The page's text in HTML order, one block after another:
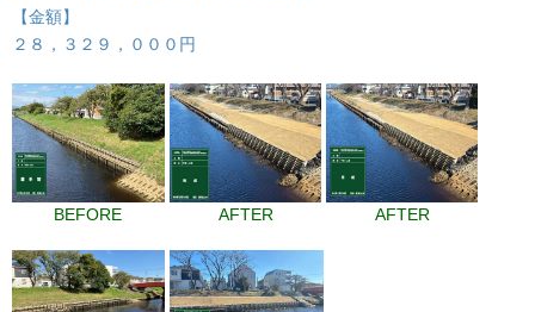
【金額】
２８，３２９，０００円
BEFORE AFTER AFTER